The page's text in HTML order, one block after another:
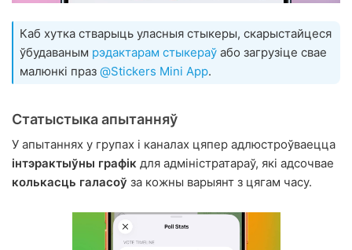
Каб хутка стварыць уласныя стыкеры, скарыстайцеся
ўбудаваным рэдактарам стыкераў або загрузіце свае
малюнкі праз @Stickers Mini App.
Статыстыка апытанняў
У апытаннях у групах і каналах цяпер адлюстроўваецца
інтэрактыўны графік для адміністратараў, які адсочвае
колькасць галасоў за кожны варыянт з цягам часу.